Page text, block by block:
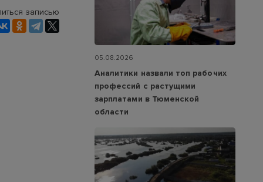
записью
05.08.2026
Аналитики назвали топ рабочих
профессий с растущими
зарплатами в Тюменской
области